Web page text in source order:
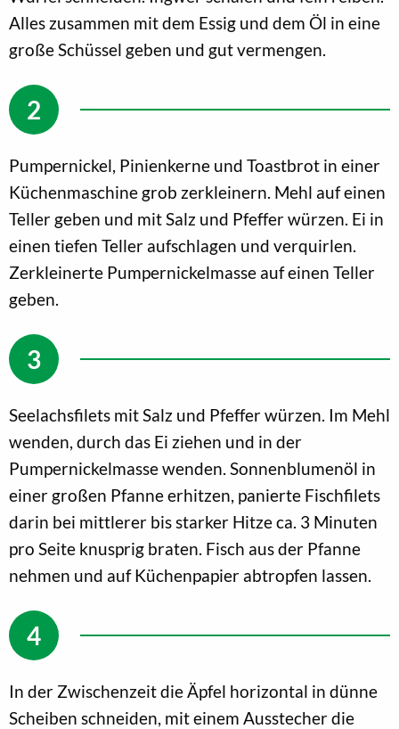
Alles zusammen mit dem Essig und dem Öl in eine
große Schüssel geben und gut vermengen.
Pumpernickel, Pinienkerne und Toastbrot in einer
Küchenmaschine grob zerkleinern. Mehl auf einen
Teller geben und mit Salz und Pfeffer würzen. Ei in
einen tiefen Teller aufschlagen und verquirlen.
Zerkleinerte Pumpernickelmasse auf einen Teller
geben.
Seelachsfilets mit Salz und Pfeffer würzen. Im Mehl
wenden, durch das Ei ziehen und in der
Pumpernickelmasse wenden. Sonnenblumenöl in
einer großen Pfanne erhitzen, panierte Fischfilets
darin bei mittlerer bis starker Hitze ca. 3 Minuten
pro Seite knusprig braten. Fisch aus der Pfanne
nehmen und auf Küchenpapier abtropfen lassen.
In der Zwischenzeit die Äpfel horizontal in dünne
Scheiben schneiden, mit einem Ausstecher die